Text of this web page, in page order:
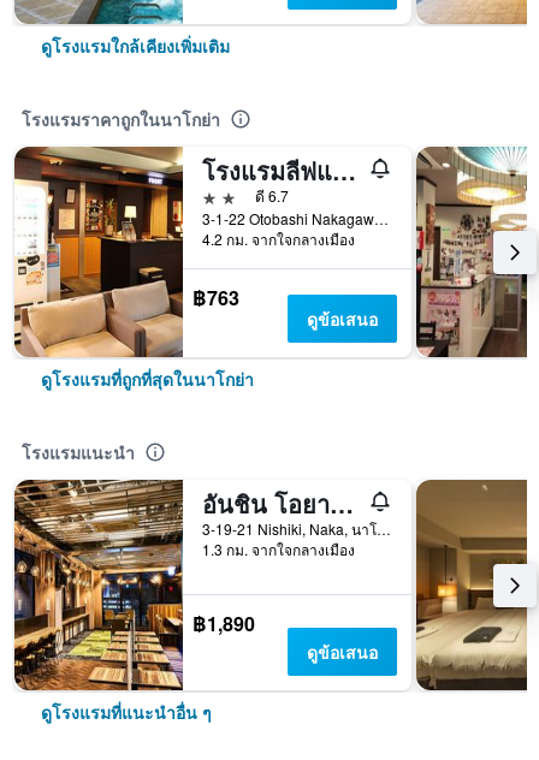
ดูโรงแรมใกล้เคียงเพิ่มเติม
โรงแรมราคาถูกในนาโกย่า
โรงแรมลีฟแม็กซ์ นาโกยา
2 ดาว
ดี 6.7
3-1-22 Otobashi Nakagawa-ku, นาโกย่า, ญี่ปุ่น
4.2 กม. จากใจกลางเมือง
฿763
ดูข้อเสนอ
ดูโรงแรมที่ถูกที่สุดในนาโกย่า
โรงแรมแนะนำ
อันชิน โอยาโด วูแมน แอนด์ แมน นาโกยา
3-19-21 Nishiki, Naka, นาโกย่า, ญี่ปุ่น
1.3 กม. จากใจกลางเมือง
฿1,890
ดูข้อเสนอ
ดูโรงแรมที่แนะนำอื่น ๆ